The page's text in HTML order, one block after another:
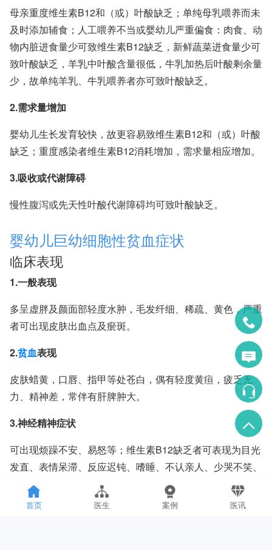
母亲重度维生素B12和（或）叶酸缺乏；单纯母乳喂养而未
及时添加辅食；人工喂养不当或婴幼儿严重偏食：肉食、动
物内脏进食量少可致维生素B12缺乏，新鲜蔬菜进食量少可
致叶酸缺乏，羊乳中叶酸含量很低，牛乳加热后叶酸剩余量
少，故单纯羊乳、牛乳喂养者亦可致叶酸缺乏。
2.需求量增加
婴幼儿生长发育较快，故更容易致维生素B12和（或）叶酸
缺乏；重度感染者维生素B12消耗增加，需求量相应增加。
3.吸收或代谢障碍
慢性腹泻或先天性叶酸代谢障碍均可致叶酸缺乏。
婴幼儿巨幼细胞性贫血症状
临床表现
1.一般表现
多呈虚胖及颜面部轻度水肿，毛发纤细、稀疏、黄色，严重
者可出现皮肤出血点及瘀斑。
2.贫血表现
皮肤蜡黄，口唇、指甲等处苍白，偶有轻度黄疸，疲乏无
力、精神差，常伴有肝脾肿大。
3.神经精神症状
可出现烦躁不安、易怒等；维生素B12缺乏者可表现为目光
发直、表情呆滞、反应迟钝、嗜睡、不认亲人、少哭不笑、
智力、动作发育落后甚至退步；重症患儿可出现震颤、抽搐
等；叶酸缺乏者可出现精神异常。
首页 医生 案例 医讯